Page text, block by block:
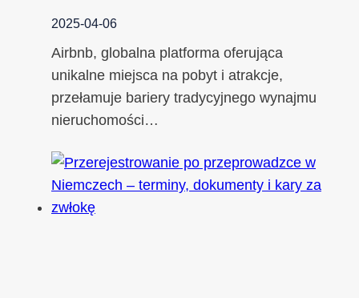
2025-04-06
Airbnb, globalna platforma oferująca
unikalne miejsca na pobyt i atrakcje,
przełamuje bariery tradycyjnego wynajmu
nieruchomości…